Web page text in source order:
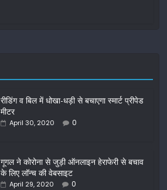
रीडिंग व बिल में धोखा-धड़ी से बचाएगा स्मार्ट प्रीपेड
मीटर
April 30, 2020 0
गूगल ने कोरोना से जुड़ी ऑनलाइन हेराफेरी से बचाव
के लिए लॉन्च की वेबसाइट
April 29, 2020 0